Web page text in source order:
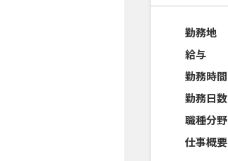
勤務地
給与
勤務時間
勤務日数
職種分野
仕事概要